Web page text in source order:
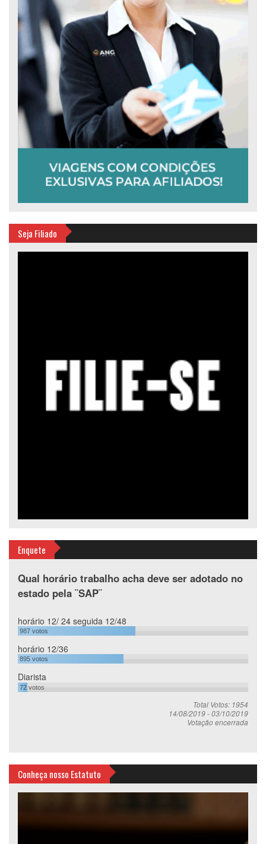
Seja Filiado
Enquete
Qual horário trabalho acha deve ser adotado no
estado pela ¨SAP¨
horário 12/ 24 seguida 12/48
987votos
horário 12/36
895votos
Diarista
72votos
Total Votos: 1954
14/08/2019-03/10/2019
Votação encerrada
Conheça nosso Estatuto